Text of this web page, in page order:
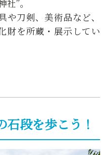
”。
刀剣、美術品など、
財を所蔵・展示してい
段を歩こう！